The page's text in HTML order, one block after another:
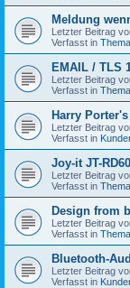
Meldung
Letzter Beitrag
Verfasst in
EMAIL / TLS
Letzter Beitrag
Verfasst in
Harry
Letzter Beitrag
Verfasst in
Joy-it JT-
Letzter Beitrag
Verfasst in
Design from
Letzter Beitrag
Verfasst in
Bluetooth-
Letzter Beitrag
Verfasst in